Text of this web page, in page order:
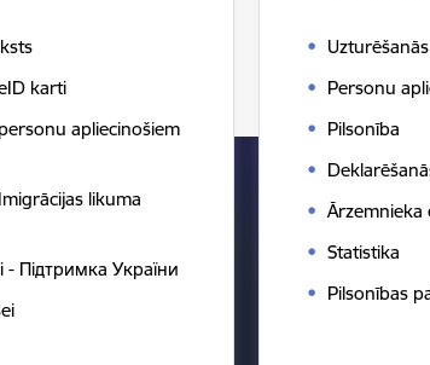
karti
apliecinošiem
likuma
Підтримка України
Personu
Pilsonība
Ārzemnieka
Statistika
Pilsonības